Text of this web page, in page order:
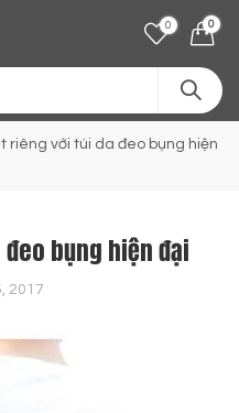
0 0
riêng với túi da đeo bụng hiện
bụng hiện đại
2017